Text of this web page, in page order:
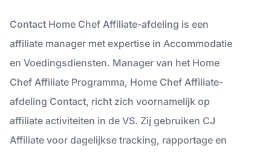
Contact Home Chef Affiliate-afdeling is een
affiliate manager met expertise in Accommodatie
en Voedingsdiensten. Manager van het Home
Chef Affiliate Programma, Home Chef Affiliate-
afdeling Contact, richt zich voornamelijk op
affiliate activiteiten in de VS. Zij gebruiken CJ
Affiliate voor dagelijkse tracking, rapportage en